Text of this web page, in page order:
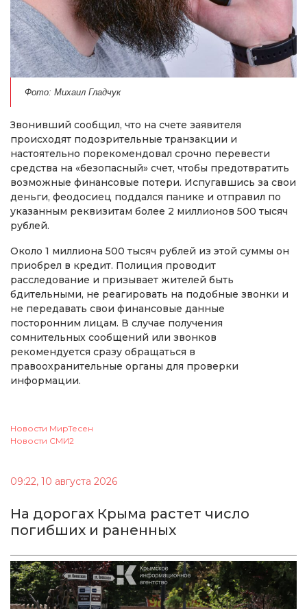
Фото: Михаил Гладчук
Звонивший сообщил, что на счете заявителя
происходят подозрительные транзакции и
настоятельно порекомендовал срочно перевести
средства на «безопасный» счет, чтобы предотвратить
возможные финансовые потери. Испугавшись за свои
деньги, феодосиец поддался панике и отправил по
указанным реквизитам более 2 миллионов 500 тысяч
рублей.
Около 1 миллиона 500 тысяч рублей из этой суммы он
приобрел в кредит. Полиция проводит
расследование и призывает жителей быть
бдительными, не реагировать на подобные звонки и
не передавать свои финансовые данные
посторонним лицам. В случае получения
сомнительных сообщений или звонков
рекомендуется сразу обращаться в
правоохранительные органы для проверки
информации.
Новости МирТесен
Новости СМИ2
09:22, 10 августа 2026
На дорогах Крыма растет число
погибших и раненных